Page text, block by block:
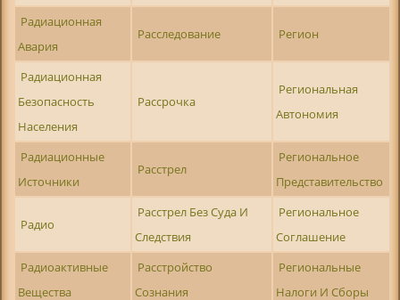
Радиационная
Авария
Расследование Регион
Радиационная
Безопасность
Населения
Рассрочка
Региональная
Автономия
Радиационные
Источники
Расстрел
Региональное
Представительство
Радио
Расстрел Без Суда И
Следствия
Региональное
Соглашение
Радиоактивные
Вещества
Расстройство
Сознания
Региональные
Налоги И Сборы